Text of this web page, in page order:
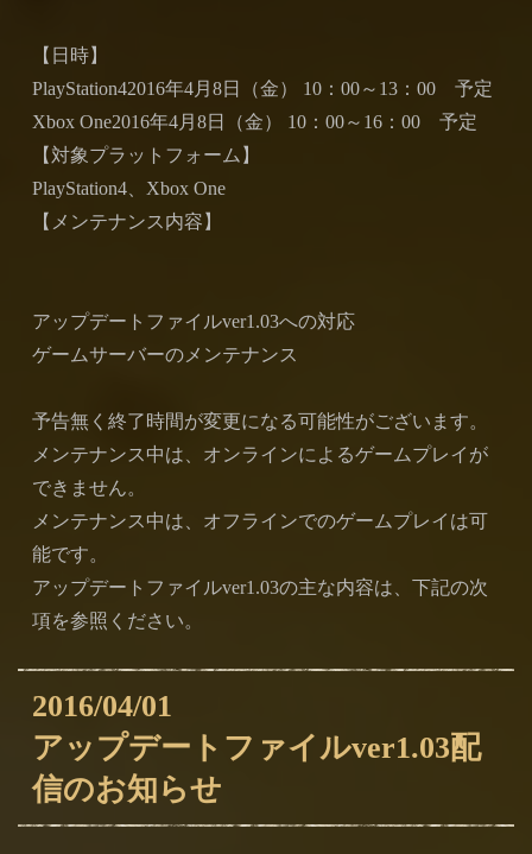
【日時】
PlayStation42016年4月8日（金） 10：00～13：00 予定
Xbox One2016年4月8日（金） 10：00～16：00 予定
【対象プラットフォーム】
PlayStation4、Xbox One
【メンテナンス内容】
アップデートファイルver1.03への対応
ゲームサーバーのメンテナンス
予告無く終了時間が変更になる可能性がございます。
メンテナンス中は、オンラインによるゲームプレイが
できません。
メンテナンス中は、オフラインでのゲームプレイは可
能です。
アップデートファイルver1.03の主な内容は、下記の次
項を参照ください。
2016/04/01
アップデートファイルver1.03配
信のお知らせ